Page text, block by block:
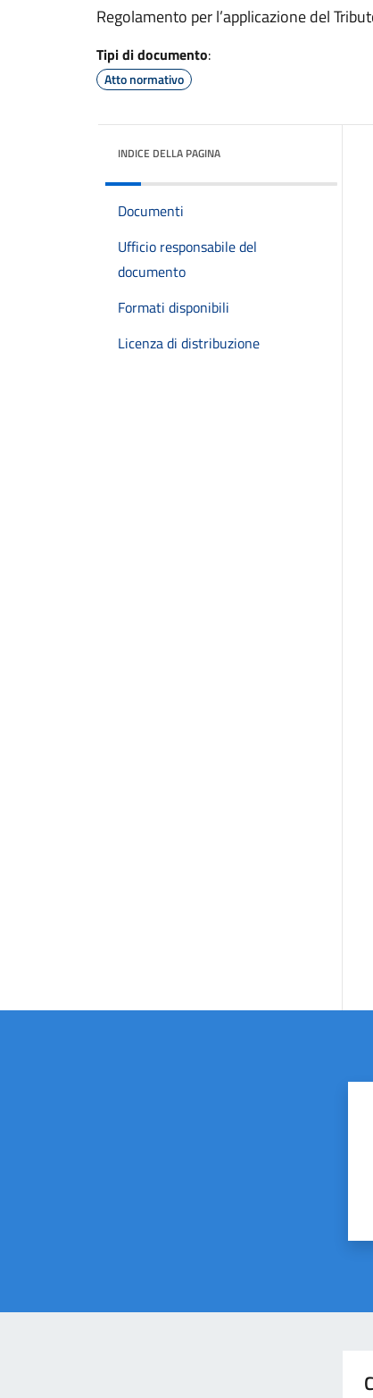
Regolamento per l’applicazione del
Tipi di documento:
Atto normativo
INDICE DELLA PAGINA
Documenti
Ufficio responsabile del
documento
Formati disponibili
Licenza di distribuzione